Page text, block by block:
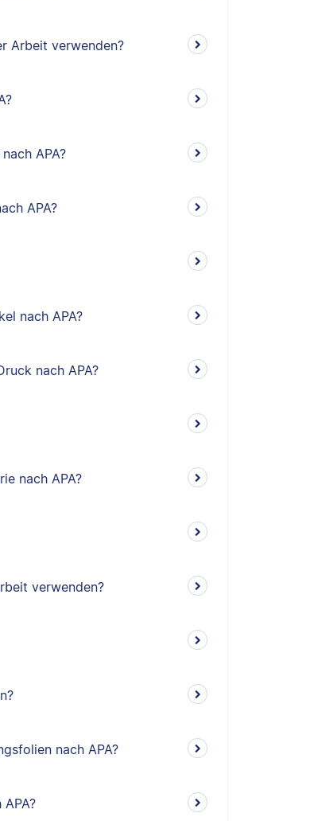
Arbeit verwenden?
APA?
APA?
nach APA?
nach APA?
nach APA?
verwenden?
nach APA?